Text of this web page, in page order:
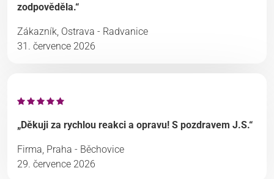
zodpověděla.“
Zákazník, Ostrava - Radvanice
31. července 2026
„Děkuji za rychlou reakci a opravu! S pozdravem J.S.“
Firma, Praha - Běchovice
29. července 2026